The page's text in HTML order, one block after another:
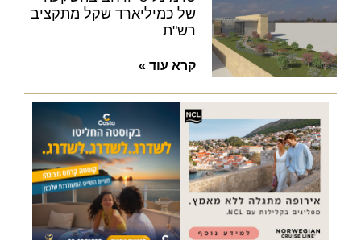
של כמיליארד שקל מתקציב
רש"ת
קרא עוד »